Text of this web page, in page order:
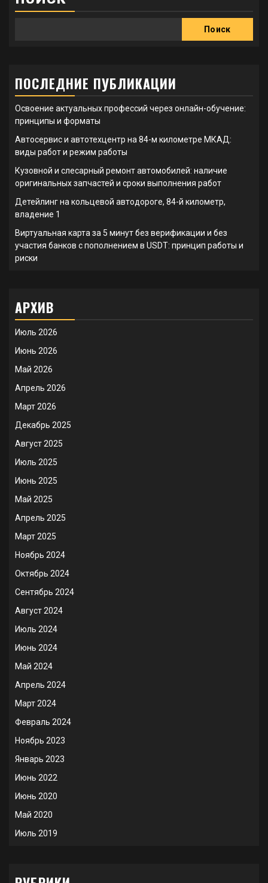
Поиск
ПОСЛЕДНИЕ ПУБЛИКАЦИИ
Освоение актуальных профессий через онлайн-обучение:
принципы и форматы
Автосервис и автотехцентр на 84-м километре МКАД:
виды работ и режим работы
Кузовной и слесарный ремонт автомобилей: наличие
оригинальных запчастей и сроки выполнения работ
Детейлинг на кольцевой автодороге, 84-й километр,
владение 1
Виртуальная карта за 5 минут без верификации и без
участия банков с пополнением в USDT: принцип работы и
риски
АРХИВ
Июль 2026
Июнь 2026
Май 2026
Апрель 2026
Март 2026
Декабрь 2025
Август 2025
Июль 2025
Июнь 2025
Май 2025
Апрель 2025
Март 2025
Ноябрь 2024
Октябрь 2024
Сентябрь 2024
Август 2024
Июль 2024
Июнь 2024
Май 2024
Апрель 2024
Март 2024
Февраль 2024
Ноябрь 2023
Январь 2023
Июнь 2022
Июнь 2020
Май 2020
Июль 2019